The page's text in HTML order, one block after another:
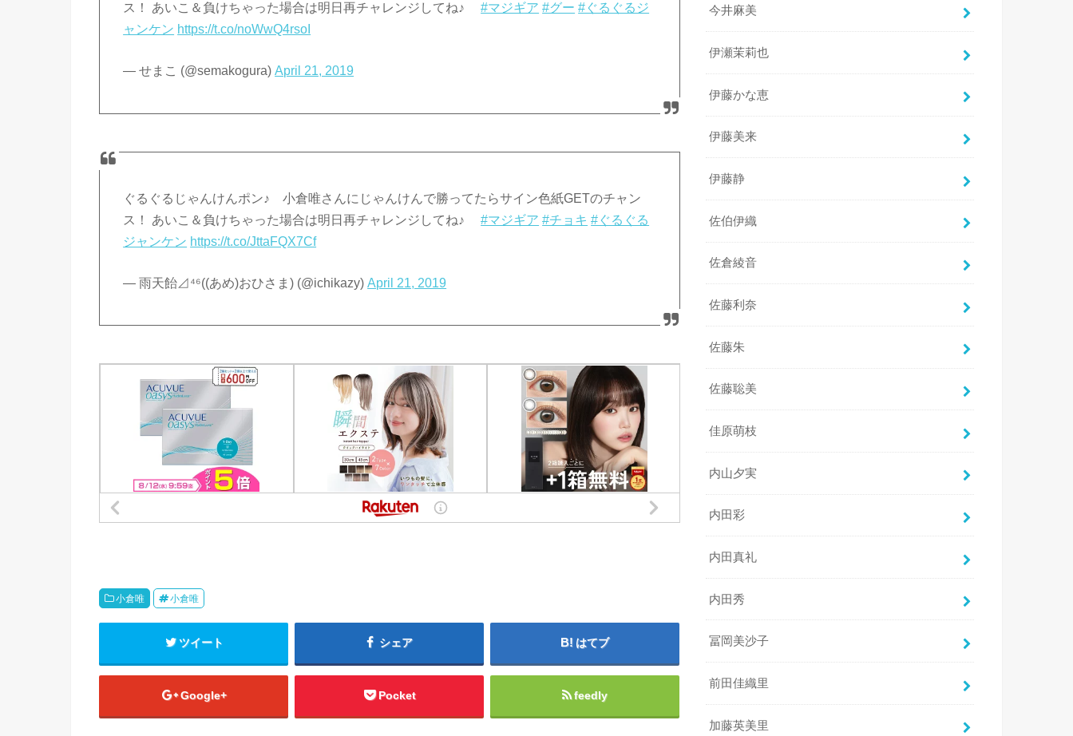
ス！ あいこ＆負けちゃった場合は明日再チャレンジしてね♪#マジギア #グー #ぐるぐるジ
ャンケン https://t.co/noWwQ4rsoI
— せまこ (@semakogura)April 21, 2019
ぐるぐるじゃんけんポン♪ 小倉唯さんにじゃんけんで勝ってたらサイン色紙GETのチャン
ス！ あいこ＆負けちゃった場合は明日再チャレンジしてね♪#マジギア #チョキ #ぐるぐる
ジャンケン https://t.co/JttaFQX7Cf
— 雨天飴⊿⁴⁶((あめ)おひさま) (@ichikazy)April 21, 2019
小倉唯 小倉唯
ツイート シェア はてブ
Google+ Pocket feedly
今井麻美
伊瀬茉莉也
伊藤かな恵
伊藤美来
伊藤静
佐伯伊織
佐倉綾音
佐藤利奈
佐藤朱
佐藤聡美
佳原萌枝
内山夕実
内田彩
内田真礼
内田秀
冨岡美沙子
前田佳織里
加藤英美里